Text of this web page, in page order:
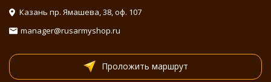
Казань пр. Ямашева, 38, оф. 107
manager@rusarmyshop.ru
Проложить маршрут